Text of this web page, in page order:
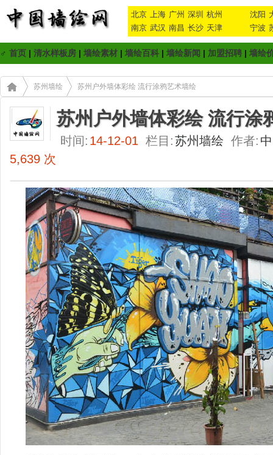
北京 上海 广州 深圳 杭州
南京 武汉 南昌 长沙 天津
沈阳
宁波
♂ 首页 | 清水样板房 | 墙绘素材 | 墙绘百科 | 墙绘新闻 | 加盟招聘 | 墙绘
苏州墙绘 苏州户外墙体彩绘 流行涂鸦艺术墙绘
苏州户外墙体彩绘 流行涂
时间: 14-12-01 栏目:苏州墙绘 作者:
5,639 次